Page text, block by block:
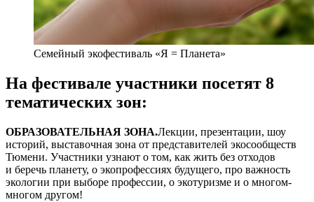
Семейный экофестиваль «Я = Планета»
На фестивале участники посетят 8
тематических зон:
ОБРАЗОВАТЕЛЬНАЯ ЗОНА.Лекции, презентации, шоу
историй, выставочная зона от представителей экосообществ
Тюмени. Участники узнают о том, как жить без отходов
и беречь планету, о экопрофессиях будущего, про важность
экологии при выборе профессии, о экотуризме и о многом-
многом другом!